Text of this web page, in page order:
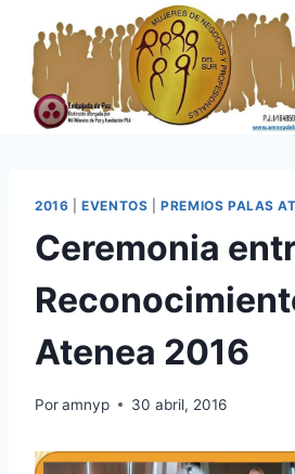
contenido
2016 |EVENTOS |PREMIOS PALAS
Ceremonia
Atenea 2016
Poramnyp 30 abril, 2016